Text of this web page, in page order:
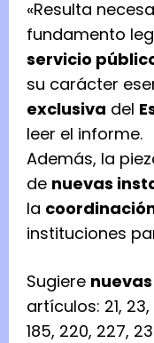
«Resulta
fundamento
servicio
su carácter
exclusiva del
leer el informe.
Además, la
de nuevas
la
instituciones
Sugiere
artículos: 21, 23,
185, 220, 227,